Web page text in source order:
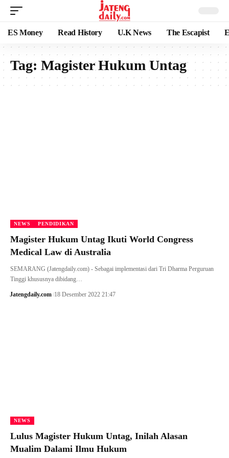
ES Money Read History U.K News The Escapist
Tag: Magister Hukum Untag
NEWS PENDIDIKAN
Magister Hukum Untag Ikuti World Congress
Medical Law di Australia
SEMARANG (Jatengdaily.com) - Sebagai implementasi dari Tri Dharma Perguruan
Tinggi khususnya dibidang…
Jatengdaily.com 18 Desember 2022 21:47
NEWS
Lulus Magister Hukum Untag, Inilah Alasan
Mualim Dalami Ilmu Hukum